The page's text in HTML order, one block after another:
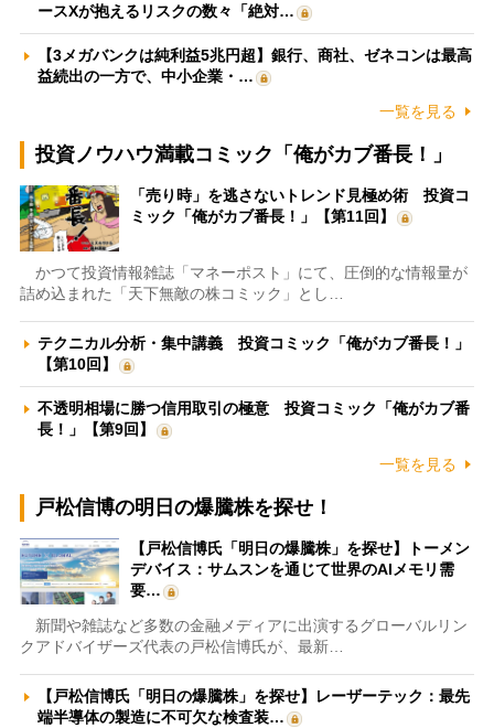
ースXが抱えるリスクの数々「絶対…
【3メガバンクは純利益5兆円超】銀行、商社、ゼネコンは最高
益続出の一方で、中小企業・…
一覧を見る
投資ノウハウ満載コミック「俺がカブ番長！」
「売り時」を逃さないトレンド見極め術 投資コ
ミック「俺がカブ番長！」【第11回】
かつて投資情報雑誌「マネーポスト」にて、圧倒的な情報量が
詰め込まれた「天下無敵の株コミック」とし…
テクニカル分析・集中講義 投資コミック「俺がカブ番長！」
【第10回】
不透明相場に勝つ信用取引の極意 投資コミック「俺がカブ番
長！」【第9回】
一覧を見る
戸松信博の明日の爆騰株を探せ！
【戸松信博氏「明日の爆騰株」を探せ】トーメン
デバイス：サムスンを通じて世界のAIメモリ需
要…
新聞や雑誌など多数の金融メディアに出演するグローバルリン
クアドバイザーズ代表の戸松信博氏が、最新…
【戸松信博氏「明日の爆騰株」を探せ】レーザーテック：最先
端半導体の製造に不可欠な検査装…